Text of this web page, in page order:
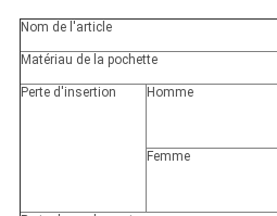
Nom de l'article
Matériau de la pochette
Perte d'insertion Homme
Femme